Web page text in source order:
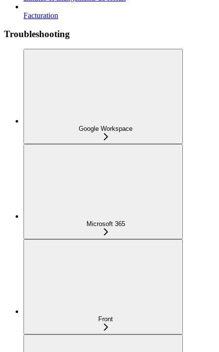
Facturation
Troubleshooting
Google Workspace
Microsoft 365
Front